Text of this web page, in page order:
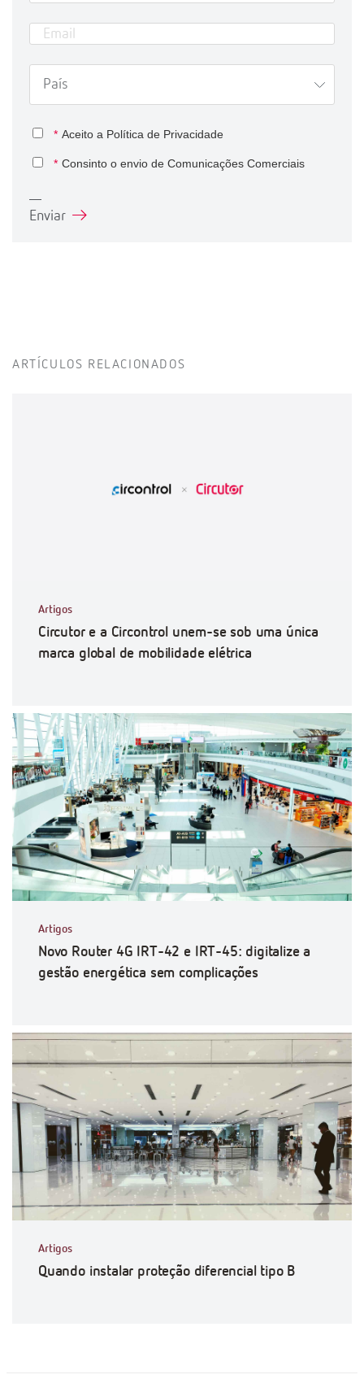
* Aceito a Política de Privacidade
* Consinto o envio de Comunicações Comerciais
Enviar
ARTÍCULOS RELACIONADOS
Artigos
Circutor e a Circontrol unem-se sob uma única
marca global de mobilidade elétrica
Artigos
Novo Router 4G IRT-42 e IRT-45: digitalize a
gestão energética sem complicações
Artigos
Quando instalar proteção diferencial tipo B